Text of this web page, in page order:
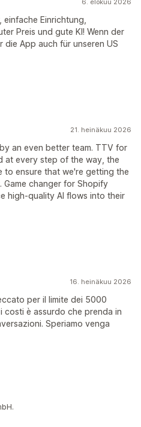
6. elokuu 2026
einfache Einrichtung,
Preis und gute KI! Wenn der
App auch für unseren US
21. heinäkuu 2026
an even better team. TTV for
at every step of the way, the
to ensure that we're getting the
changer for Shopify
high-quality AI flows into their
16. heinäkuu 2026
per il limite dei 5000
costi è assurdo che prenda in
Speriamo venga